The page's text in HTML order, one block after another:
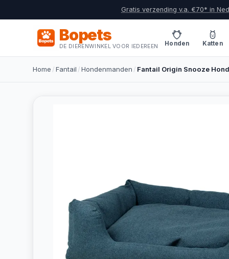
Gratis verzending v.a. €70* in
Bopets
DE DIERENWINKEL VOOR IEDEREEN Honden Katten
Home /Fantail /Hondenmanden / Fantail Origin Snooze